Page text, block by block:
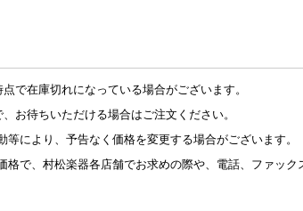
で在庫切れになっている場合がございます。
お待ちいただける場合はご注文ください。
により、予告なく価格を変更する場合がございます。
で、村松楽器各店舗でお求めの際や、電話、ファッ